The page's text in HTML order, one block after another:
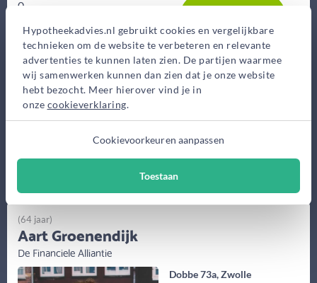
Hypotheekadvies.nl gebruikt cookies en vergelijkbare
technieken om de website te verbeteren en relevante
advertenties te kunnen laten zien. De partijen waarmee
wij samenwerken kunnen dan zien dat je onze website
hebt bezocht. Meer hierover vind je in
onze cookieverklaring.
Cookievoorkeuren aanpassen
Toestaan
0,-
Advieskosten
2.300,-
Maak gratis afspraak
Meer informatie
Dobbe 73a, Zwolle
(64 jaar)
Aart Groenendijk
De Financiele Alliantie